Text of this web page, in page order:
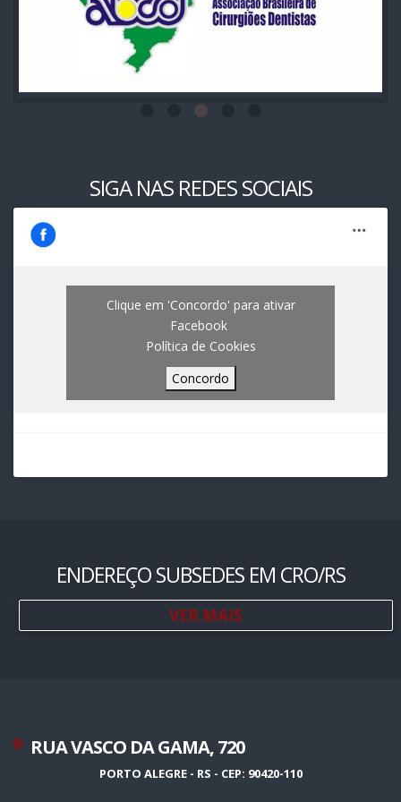
SIGA NAS REDES SOCIAIS
Clique em 'Concordo' para ativar
Facebook
Política de Cookies
Concordo
ENDEREÇO SUBSEDES EM CRO/RS
VER MAIS
RUA VASCO DA GAMA, 720
PORTO ALEGRE - RS - CEP: 90420-110